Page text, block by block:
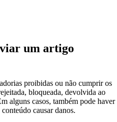
um artigo
proibidas ou não cumprir os
bloqueada, devolvida ao
alguns casos, também pode haver
causar danos.